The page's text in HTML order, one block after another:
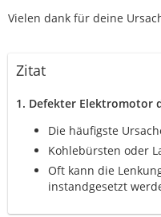
Vielen dank für deine
Zitat
1. Defekter Elektromotor
Die häufigste
Kohlebürsten oder
Oft kann die
instandgesetzt